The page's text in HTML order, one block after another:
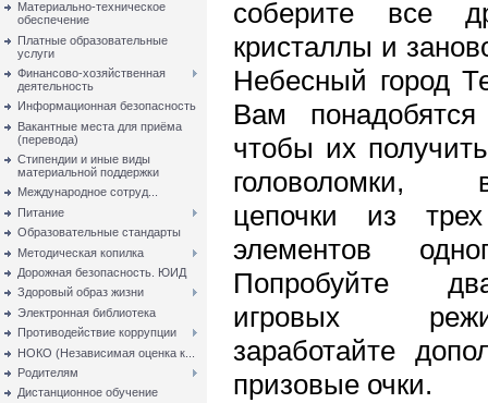
Материально-техническое
обеспечение
Платные образовательные
услуги
Финансово-хозяйственная
деятельность
Информационная безопасность
Вакантные места для приёма
(перевода)
Стипендии и иные виды
материальной поддержки
Международное сотруд...
Питание
Образовательные стандарты
Методическая копилка
Дорожная безопасность. ЮИД
Здоровый образ жизни
Электронная библиотека
Противодействие коррупции
НОКО (Независимая оценка к...
Родителям
Дистанционное обучение
соберите все
кристаллы и
Небесный город
Вам
чтобы их
головоломки,
цепочки из
элементов
Попробуйте
игровых
заработайте
призовые очки.